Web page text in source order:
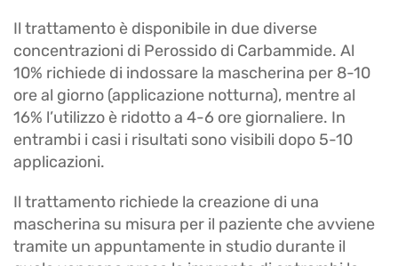
Il trattamento è disponibile in due diverse
concentrazioni di Perossido di Carbammide. Al
10% richiede di indossare la mascherina per 8-10
ore al giorno (applicazione notturna), mentre al
16% l’utilizzo è ridotto a 4-6 ore giornaliere. In
entrambi i casi i risultati sono visibili dopo 5-10
applicazioni.
​Il trattamento richiede la creazione di una
mascherina su misura per il paziente che avviene
tramite un appuntamente in studio durante il